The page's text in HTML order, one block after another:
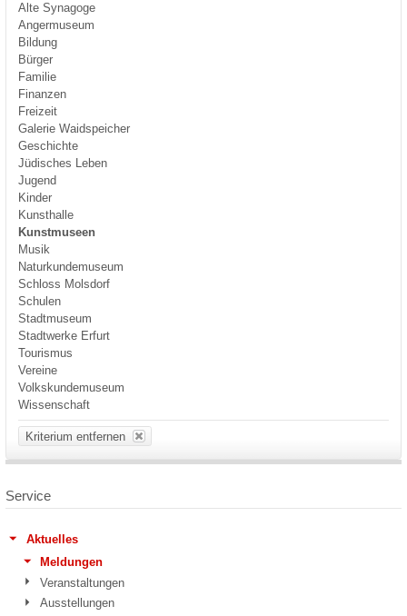
Alte Synagoge
Angermuseum
Bildung
Bürger
Familie
Finanzen
Freizeit
Galerie Waidspeicher
Geschichte
Jüdisches Leben
Jugend
Kinder
Kunsthalle
Kunstmuseen
Musik
Naturkundemuseum
Schloss Molsdorf
Schulen
Stadtmuseum
Stadtwerke Erfurt
Tourismus
Vereine
Volkskundemuseum
Wissenschaft
Kriterium entfernen
Service
Aktuelles
Meldungen
Veranstaltungen
Ausstellungen